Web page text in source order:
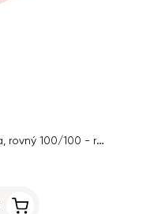
10ks - Pilník Profi Speedy Zebra, rovný 100/100 - ružový stred